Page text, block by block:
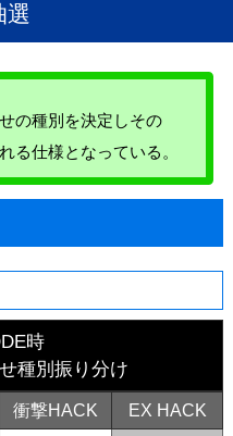
選
の種別を決定しその
る仕様となっている。
時
種別振り分け
衝撃HACK EX HACK